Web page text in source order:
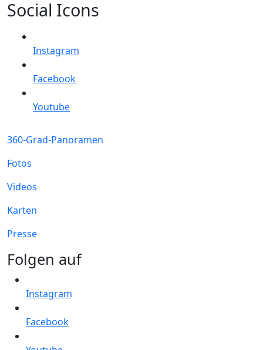
Social Icons
Instagram
Facebook
Youtube
360-Grad-Panoramen
Fotos
Videos
Karten
Presse
Folgen auf
Instagram
Facebook